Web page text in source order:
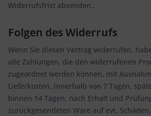
Widerrufsfrist absenden..
Folgen des Widerrufs
Wenn Sie diesen Vertrag widerrufen,
alle Zahlungen, die den widerrufenen
zugeordnet werden können, mit
Lieferkosten, innerhalb von 7 Tagen,
binnen 14 Tagen, nach Erhalt und
zurückgesendeten Ware auf evt. Schäden,